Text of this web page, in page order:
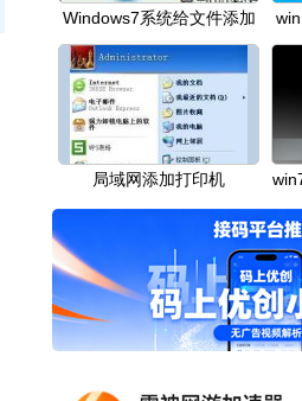
Windows7系统给文件添加
everyone权限的方法
局域网添加打印机